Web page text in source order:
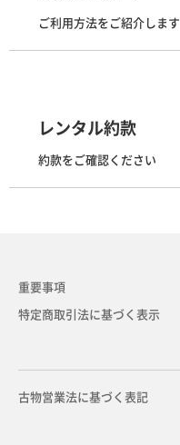
ご利用方法をご紹介します
レンタル約款
約款をご確認ください
重要事項
特定商取引法に基づく表示
古物営業法に基づく表記